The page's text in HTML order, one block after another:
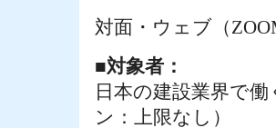
対面・ウェブ（
■対象者：
日本の建設業界で
ン：上限なし）